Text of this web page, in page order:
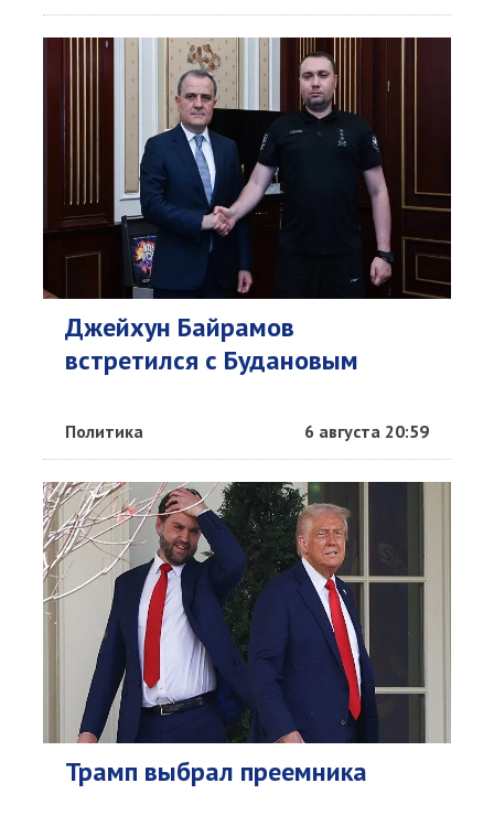
Джейхун Байрамов
встретился с Будановым
Политика 6 августа 20:59
Трамп выбрал преемника